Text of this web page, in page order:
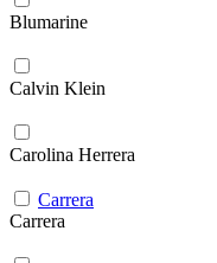
Blumarine
Calvin Klein
Carolina Herrera
Carrera
Carrera